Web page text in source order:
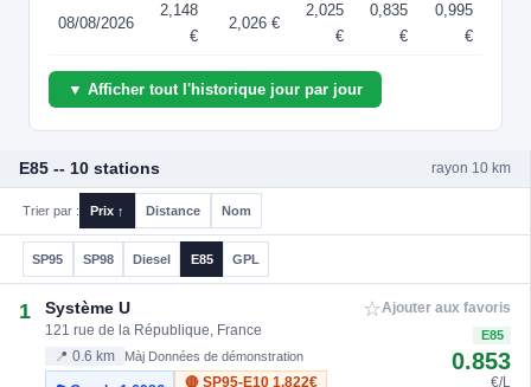
08/08/2026
2,148
€
2,026 €
2,025
€
0,835
€
0,995
€
▼ Afficher tout l'historique jour par jour
E85 -- 10 stations rayon 10 km
Trier par : Prix ↑ Distance Nom
SP95 SP98 Diesel E85 GPL
1 Système U
121 rue de la République, France
📍 0.6 km Màj Données de démonstration
🔴 SP95-E10 1.822€
☆Ajouter aux favoris
E85
0.853
€/L